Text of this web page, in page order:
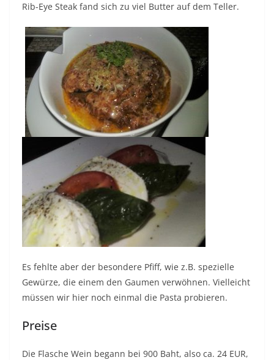
Rib-Eye Steak fand sich zu viel Butter auf dem Teller.
Es fehlte aber der besondere Pfiff, wie z.B. spezielle
Gewürze, die einem den Gaumen verwöhnen. Vielleicht
müssen wir hier noch einmal die Pasta probieren.
Preise
Die Flasche Wein begann bei 900 Baht, also ca. 24 EUR,